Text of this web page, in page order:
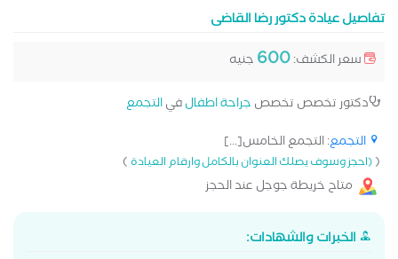
تفاصيل عيادة دكتور رضا القاضى
سعر الكشف:600 جنيه
دكتور تخصص تخصص جراحة اطفالفيالتجمع
التجمع: التجمع الخامس[...]
((احجز وسوف يصلك العنوان بالكامل وارقام العيادة)
متاح خريطة جوجل عند الحجز
الخبرات والشهادات: